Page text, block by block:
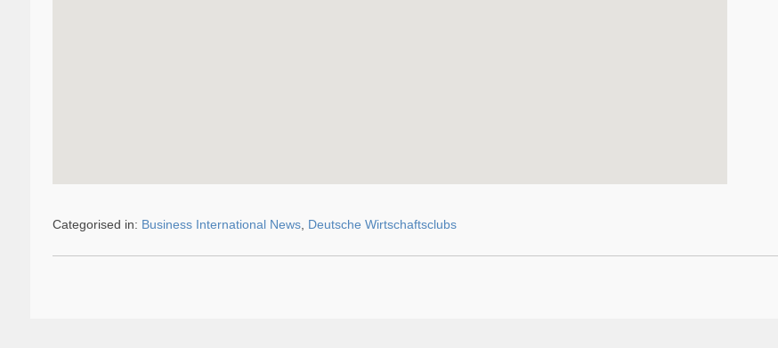
Categorised in: Business International News, Deutsche Wirtschaftsclubs